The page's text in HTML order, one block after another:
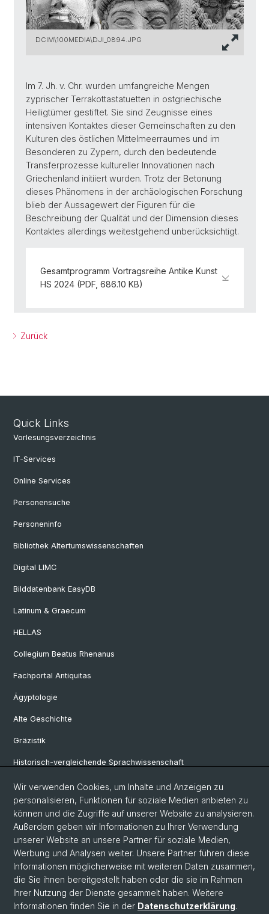
DCIM\100MEDIA\DJI_0894.JPG
Im 7. Jh. v. Chr. wurden umfangreiche Mengen
zyprischer Terrakottastatuetten in ostgriechische
Heiligtümer gestiftet. Sie sind Zeugnisse eines
intensiven Kontaktes dieser Gemeinschaften zu den
Kulturen des östlichen Mittelmeerraumes und im
Besonderen zu Zypern, durch den bedeutende
Transferprozesse kultureller Innovationen nach
Griechenland initiiert wurden. Trotz der Betonung
dieses Phänomens in der archäologischen Forschung
blieb der Aussagewert der Figuren für die
Beschreibung der Qualität und der Dimension dieses
Kontaktes allerdings weitestgehend unberücksichtigt.
Gesamtprogramm Vortragsreihe Antike Kunst
HS 2024 (PDF, 686.10 KB)
Zurück
Quick Links
Vorlesungsverzeichnis
IT-Services
Online Services
Personensuche
Personeninfo
Bibliothek Altertumswissenschaften
Digital LIMC
Bilddatenbank EasyDB
Latinum & Graecum
HELLAS
Collegium Beatus Rhenanus
Fachportal Antiquitas
Ägyptologie
Alte Geschichte
Gräzistik
Historisch-vergleichende Sprachwissenschaft
Klassische Archäologie
Latinistik
Ur- und Frühgeschichtliche und Provinzialrömische Archäologie
Vindonissa-Professur
© Universität Basel
Philosophisch-Historische Fakultät
Wir verwenden Cookies, um Inhalte und Anzeigen zu
personalisieren, Funktionen für soziale Medien anbieten zu
können und die Zugriffe auf unserer Website zu analysieren.
Außerdem geben wir Informationen zu Ihrer Verwendung
unserer Website an unsere Partner für soziale Medien,
Werbung und Analysen weiter. Unsere Partner führen diese
Informationen möglicherweise mit weiteren Daten zusammen,
die Sie ihnen bereitgestellt haben oder die sie im Rahmen
Ihrer Nutzung der Dienste gesammelt haben. Weitere
Informationen finden Sie in der Datenschutzerklärung.